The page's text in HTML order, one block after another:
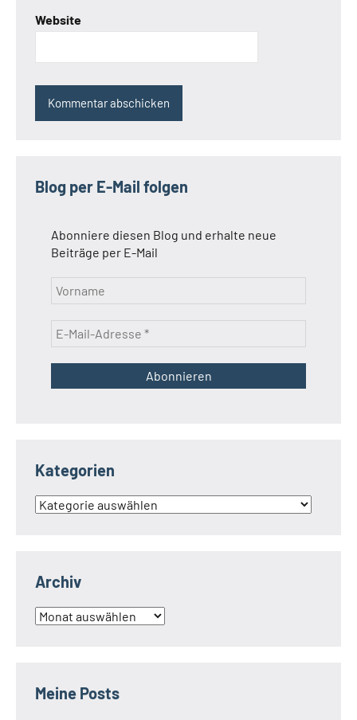
Website
Blog per E-Mail folgen
Abonniere diesen Blog und erhalte neue
Beiträge per E-Mail
Kategorien
Kategorien
Archiv
Archiv
Meine Posts